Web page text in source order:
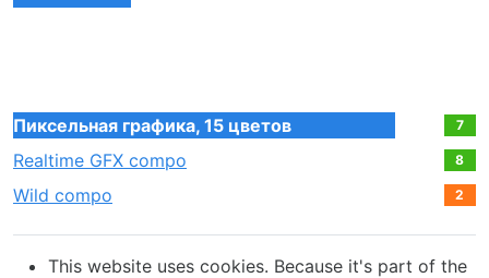
Пиксельная графика, 15 цветов 7
Realtime GFX compo 8
Wild compo 2
This website uses cookies. Because it's part of the